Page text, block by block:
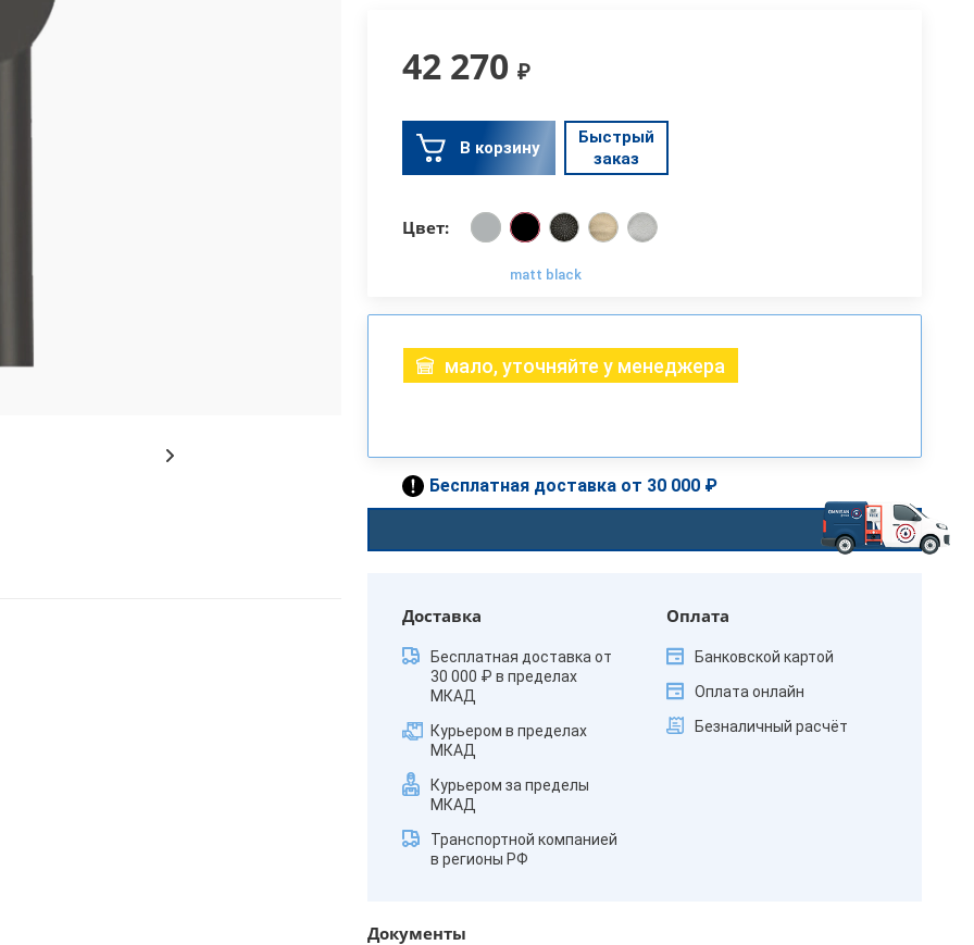
42 270 ₽
В корзину
Быстрый
заказ
Цвет:
matt black
мало, уточняйте у менеджера
Бесплатная доставка от 30 000 ₽
Доставка
Бесплатная доставка от
30 000 ₽ в пределах
МКАД
Курьером в пределах
МКАД
Курьером за пределы
МКАД
Транспортной компанией
в регионы РФ
Оплата
Банковской картой
Оплата онлайн
Безналичный расчёт
Документы